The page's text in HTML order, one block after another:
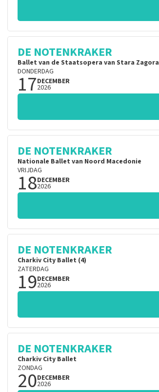
DE NOTENKRAKER
Ballet van de Staatsopera van Stara Zagora
DONDERDAG
17DECEMBER
2026
DE NOTENKRAKER
Nationale Ballet van Noord Macedonie
VRIJDAG
18DECEMBER
2026
DE NOTENKRAKER
Charkiv City Ballet (4)
ZATERDAG
19DECEMBER
2026
DE NOTENKRAKER
Charkiv City Ballet
ZONDAG
20DECEMBER
2026